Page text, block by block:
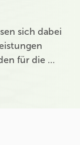
sich dabei
für die …